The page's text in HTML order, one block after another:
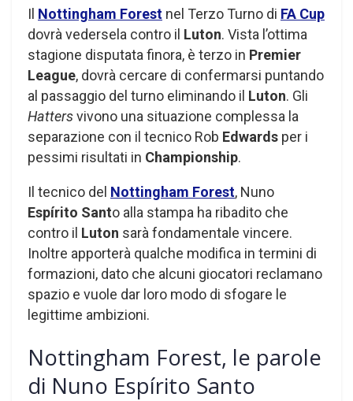
Il Nottingham Forest nel Terzo Turno di FA Cup
dovrà vedersela contro il Luton. Vista l’ottima
stagione disputata finora, è terzo in Premier
League, dovrà cercare di confermarsi puntando
al passaggio del turno eliminando il Luton. Gli
Hattersvivono una situazione complessa la
separazione con il tecnico Rob Edwards per i
pessimi risultati in Championship.
Il tecnico del Nottingham Forest, Nuno
Espírito Santo alla stampa ha ribadito che
contro il Luton sarà fondamentale vincere.
Inoltre apporterà qualche modifica in termini di
formazioni, dato che alcuni giocatori reclamano
spazio e vuole dar loro modo di sfogare le
legittime ambizioni.
Nottingham Forest, le parole
di Nuno Espírito Santo